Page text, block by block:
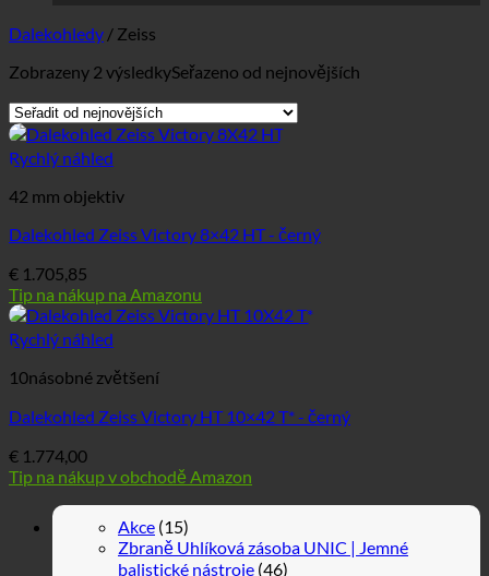
Dalekohledy / Zeiss
Zobrazeny 2 výsledkySeřazeno od nejnovějších
Rychlý náhled
42 mm objektiv
Dalekohled Zeiss Victory 8×42 HT - černý
€ 1.705,85
Tip na nákup na Amazonu
Rychlý náhled
10násobné zvětšení
Dalekohled Zeiss Victory HT 10×42 T* - černý
€ 1.774,00
Tip na nákup v obchodě Amazon
Akce (15)
Zbraně Uhlíková zásoba UNIC | Jemné
balistické nástroje (46)